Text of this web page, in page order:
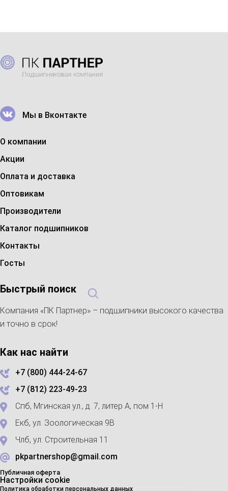
Мы в Вконтакте
О компании
Акции
Оплата и доставка
Оптовикам
Производители
Каталог подшипников
Контакты
Госты
Быстрый поиск
Компания «ПК Партнер» – подшипники высокого качества
и точно в срок!
Как нас найти
+7 (800) 444-24-67
+7 (812) 223-49-23
Спб, Мгинская ул., д. 7, литер А, пом 1-Н
Екб, ул. Зоологическая 9В
Члб, ул. Строительная 11
pkpartnershop@gmail.com
Публичная оферта
Настройки cookie
Политика обработки персональных данных